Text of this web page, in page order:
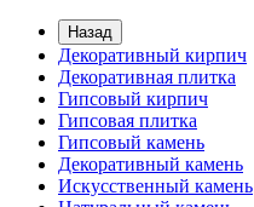
Назад
Декоративный кирпич
Декоративная плитка
Гипсовый кирпич
Гипсовая плитка
Гипсовый камень
Декоративный камень
Искусственный камень